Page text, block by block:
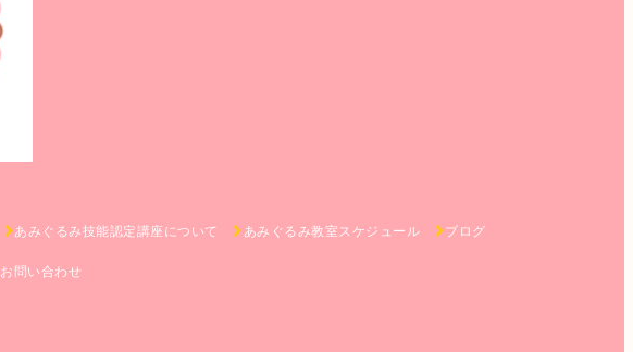
あみぐるみ技能認定講座について あみぐるみ教室スケジュール ブログ
お問い合わせ